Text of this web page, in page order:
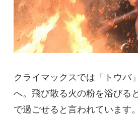
クライマックスでは「トウバ
へ。飛び散る火の粉を浴びる
で過ごせると言われています。